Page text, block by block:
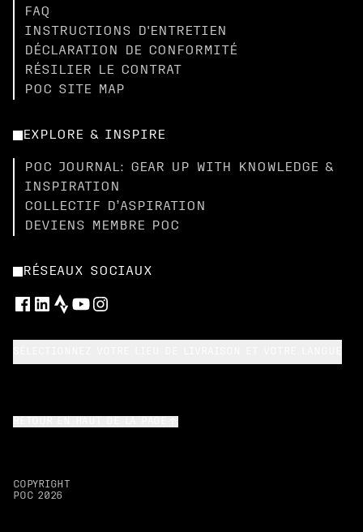
FAQ
INSTRUCTIONS D'ENTRETIEN
DÉCLARATION DE CONFORMITÉ
RÉSILIER LE CONTRAT
POC SITE MAP
EXPLORE & INSPIRE
POC JOURNAL: GEAR UP WITH KNOWLEDGE &
INSPIRATION
COLLECTIF D’ASPIRATION
DEVIENS MEMBRE POC
RÉSEAUX SOCIAUX
COPYRIGHT
POC 2026